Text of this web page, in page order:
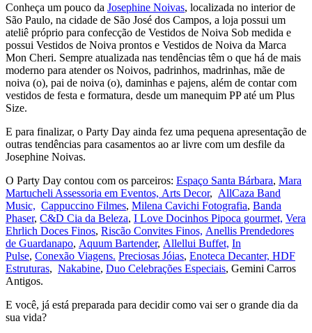
Conheça um pouco da Josephine Noivas, localizada no interior de
São Paulo, na cidade de São José dos Campos, a loja possui um
ateliê próprio para confecção de Vestidos de Noiva Sob medida e
possui Vestidos de Noiva prontos e Vestidos de Noiva da Marca
Mon Cheri. Sempre atualizada nas tendências têm o que há de mais
moderno para atender os Noivos, padrinhos, madrinhas, mãe de
noiva (o), pai de noiva (o), daminhas e pajens, além de contar com
vestidos de festa e formatura, desde um manequim PP até um Plus
Size.
E para finalizar, o Party Day ainda fez uma pequena apresentação de
outras tendências para casamentos ao ar livre com um desfile da
Josephine Noivas.
O Party Day contou com os parceiros: Espaço Santa Bárbara, Mara
Martucheli Assessoria em Eventos, Arts Decor, AllCaza Band
Music, Cappuccino Filmes, Milena Cavichi Fotografia, Banda
Phaser, C&D Cia da Beleza, I Love Docinhos Pipoca gourmet, Vera
Ehrlich Doces Finos, Riscão Convites Finos, Anellis Prendedores
de Guardanapo, Aquum Bartender, Allellui Buffet, In
Pulse, Conexão Viagens. Preciosas Jóias, Enoteca Decanter, HDF
Estruturas, Nakabine, Duo Celebrações Especiais, Gemini Carros
Antigos.
E você, já está preparada para decidir como vai ser o grande dia da
sua vida?